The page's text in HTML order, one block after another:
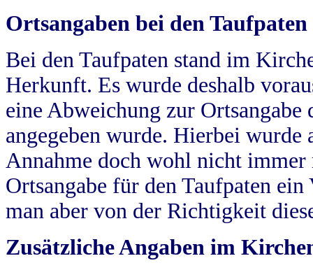
Ortsangaben bei den Taufpaten
Bei den Taufpaten stand im
Herkunft. Es wurde deshalb
eine Abweichung zur
angegeben wurde. Hierbei wurde
Annahme doch wohl nicht
Ortsangabe für den Taufpaten
man aber von der Richtigkeit
Zusätzliche Angaben im